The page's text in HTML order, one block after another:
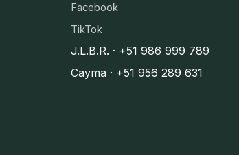
Facebook
TikTok
J.L.B.R. · +51 986 999 789
Cayma · +51 956 289 631